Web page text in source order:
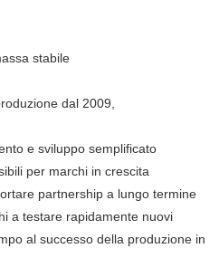
stabile
dal 2009,
e sviluppo semplificato
per marchi in crescita
partnership a lungo termine
a testare rapidamente nuovi
al successo della produzione in